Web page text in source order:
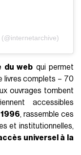
du web qui permet
livres complets – 70
ouvrages tombent
accessibles
1996, rassemble ces
et institutionnelles,
universel à la